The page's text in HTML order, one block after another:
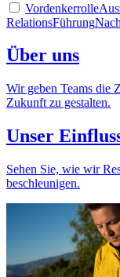
Vordenkerrolle
RelationsFührung
Über uns
Wir geben Teams die
Zukunft zu gestalten.
Unser
Sehen Sie, wie wir
beschleunigen.